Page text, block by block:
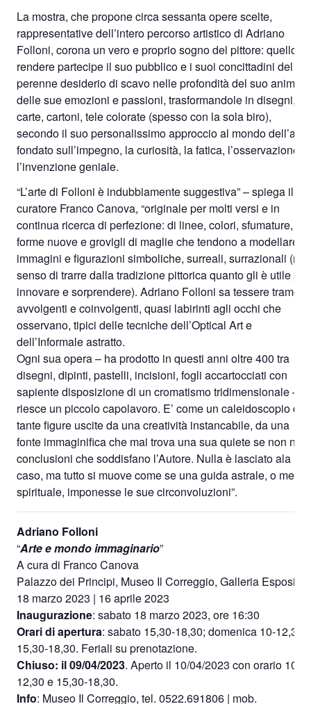
La mostra, che propone circa sessanta opere scelte,
rappresentative dell’intero percorso artistico di Adriano
Folloni, corona un vero e proprio sogno del pittore: quello di
rendere partecipe il suo pubblico e i suoi concittadini del
perenne desiderio di scavo nelle profondità del suo animo,
delle sue emozioni e passioni, trasformandole in disegni,
carte, cartoni, tele colorate (spesso con la sola biro),
secondo il suo personalissimo approccio al mondo dell’arte,
fondato sull’impegno, la curiosità, la fatica, l’osservazione e
l’invenzione geniale.
“L’arte di Folloni è indubbiamente suggestiva” – spiega il
curatore Franco Canova, “originale per molti versi e in
continua ricerca di perfezione: di linee, colori, sfumature,
forme nuove e grovigli di maglie che tendono a modellare
immagini e figurazioni simboliche, surreali, surrazionali (nel
senso di trarre dalla tradizione pittorica quanto gli è utile per
innovare e sorprendere). Adriano Folloni sa tessere trame
avvolgenti e coinvolgenti, quasi labirinti agli occhi che
osservano, tipici delle tecniche dell’Optical Art e
dell’Informale astratto.
Ogni sua opera – ha prodotto in questi anni oltre 400 tra
disegni, dipinti, pastelli, incisioni, fogli accartocciati con
sapiente disposizione di un cromatismo tridimensionale –
riesce un piccolo capolavoro. E’ come un caleidoscopio di
tante figure uscite da una creatività instancabile, da una
fonte immaginifica che mai trova una sua quiete se non
conclusioni che soddisfano l’Autore. Nulla è lasciato ala
caso, ma tutto si muove come se una guida astrale, o
spirituale, imponesse le sue circonvoluzioni”.
Adriano Folloni
“Arte e mondo immaginario”
A cura di Franco Canova
Palazzo dei Principi, Museo Il Correggio, Galleria
18 marzo 2023 | 16 aprile 2023
Inaugurazione: sabato 18 marzo 2023, ore 16:30
Orari di apertura: sabato 15,30-18,30; domenica 10-12,30
15,30-18,30. Feriali su prenotazione.
Chiuso: il 09/04/2023. Aperto il 10/04/2023 con orario 10-
12,30 e 15,30-18,30.
Info: Museo Il Correggio, tel. 0522.691806 | mob.